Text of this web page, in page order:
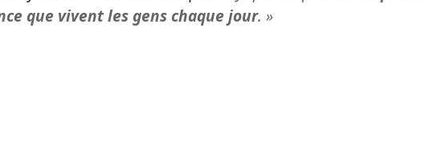
que vivent les gens chaque jour. »